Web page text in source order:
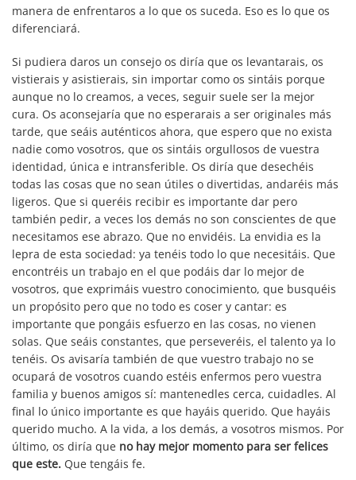
manera de enfrentaros a lo que os suceda. Eso es lo que os
diferenciará.
Si pudiera daros un consejo os diría que os levantarais, os
vistierais y asistierais, sin importar como os sintáis porque
aunque no lo creamos, a veces, seguir suele ser la mejor
cura. Os aconsejaría que no esperarais a ser originales más
tarde, que seáis auténticos ahora, que espero que no exista
nadie como vosotros, que os sintáis orgullosos de vuestra
identidad, única e intransferible. Os diría que desechéis
todas las cosas que no sean útiles o divertidas, andaréis más
ligeros. Que si queréis recibir es importante dar pero
también pedir, a veces los demás no son conscientes de que
necesitamos ese abrazo. Que no envidéis. La envidia es la
lepra de esta sociedad: ya tenéis todo lo que necesitáis. Que
encontréis un trabajo en el que podáis dar lo mejor de
vosotros, que exprimáis vuestro conocimiento, que busquéis
un propósito pero que no todo es coser y cantar: es
importante que pongáis esfuerzo en las cosas, no vienen
solas. Que seáis constantes, que perseveréis, el talento ya lo
tenéis. Os avisaría también de que vuestro trabajo no se
ocupará de vosotros cuando estéis enfermos pero vuestra
familia y buenos amigos sí: mantenedles cerca, cuidadles. Al
final lo único importante es que hayáis querido. Que hayáis
querido mucho. A la vida, a los demás, a vosotros mismos. Por
último, os diría que no hay mejor momento para ser felices
que este. Que tengáis fe.